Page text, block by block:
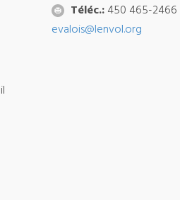
Téléc.:450 465-2466
evalois@lenvol.org